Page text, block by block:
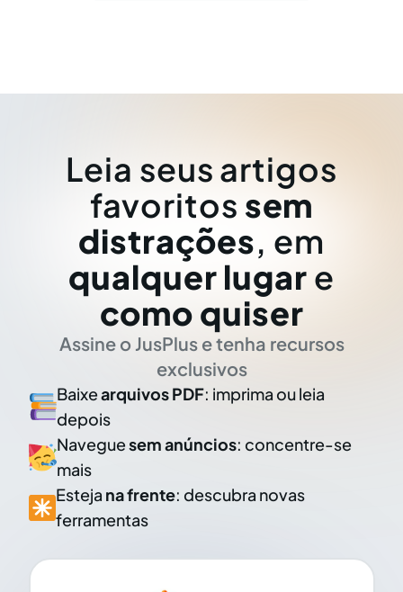
Leia seus artigos
favoritos sem
distrações, em
qualquer lugar e
como quiser
Assine o JusPlus e tenha recursos
exclusivos
Baixearquivos PDF: imprima ou leia
depois
Naveguesem anúncios: concentre-se
mais
Esteja na frente: descubra novas
ferramentas